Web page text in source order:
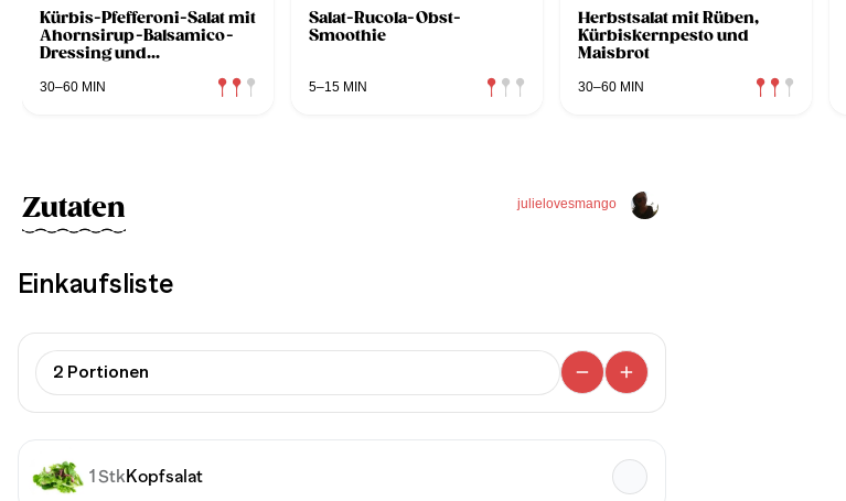
Kürbis-Pfefferoni-Salat mit
Ahornsirup-Balsamico-
Dressing und
30–60 MIN
Salat-Rucola-Obst-
Smoothie
5–15 MIN
Herbstsalat mit Rüben,
Kürbiskernpesto und
Maisbrot
30–60 MIN
julielovesmango
Zutaten